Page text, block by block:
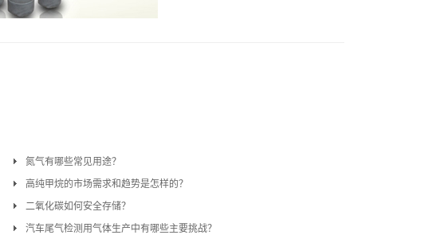
氮气有哪些常见用途？
高纯甲烷的市场需求和趋势是怎样的？
二氧化碳如何安全存储？
汽车尾气检测用气体生产中有哪些主要挑战？